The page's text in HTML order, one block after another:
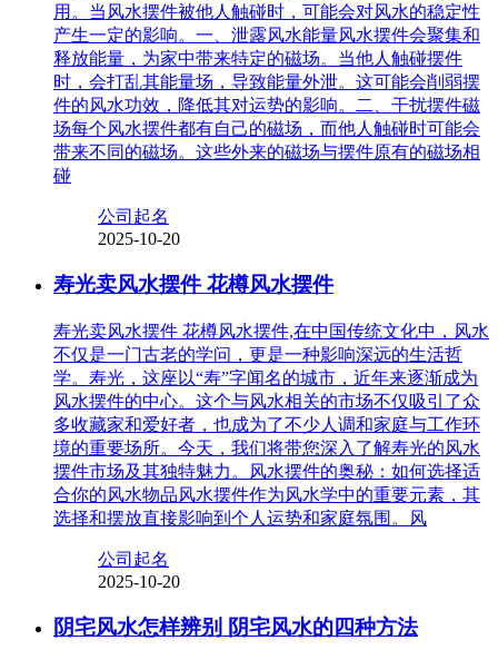
用。当风水摆件被他人触碰时，可能会对风水的稳定性
产生一定的影响。一、泄露风水能量风水摆件会聚集和
释放能量，为家中带来特定的磁场。当他人触碰摆件
时，会打乱其能量场，导致能量外泄。这可能会削弱摆
件的风水功效，降低其对运势的影响。二、干扰摆件磁
场每个风水摆件都有自己的磁场，而他人触碰时可能会
带来不同的磁场。这些外来的磁场与摆件原有的磁场相
碰
公司起名
2025-10-20
寿光卖风水摆件 花樽风水摆件
寿光卖风水摆件 花樽风水摆件,在中国传统文化中，风水
不仅是一门古老的学问，更是一种影响深远的生活哲
学。寿光，这座以“寿”字闻名的城市，近年来逐渐成为
风水摆件的中心。这个与风水相关的市场不仅吸引了众
多收藏家和爱好者，也成为了不少人调和家庭与工作环
境的重要场所。今天，我们将带您深入了解寿光的风水
摆件市场及其独特魅力。风水摆件的奥秘：如何选择适
合你的风水物品风水摆件作为风水学中的重要元素，其
选择和摆放直接影响到个人运势和家庭氛围。风
公司起名
2025-10-20
阴宅风水怎样辨别 阴宅风水的四种方法